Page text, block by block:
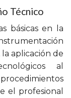
Técnico
básicas en la
aplicación de
al
el profesional